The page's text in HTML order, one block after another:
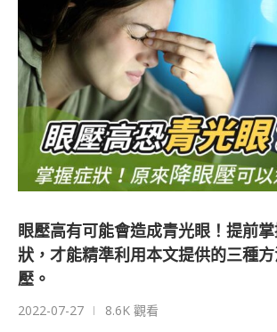
眼壓高有可能會造成青光眼！提前
狀，才能精準利用本文提供的三種
壓。
2022-07-27 8.6K 觀看